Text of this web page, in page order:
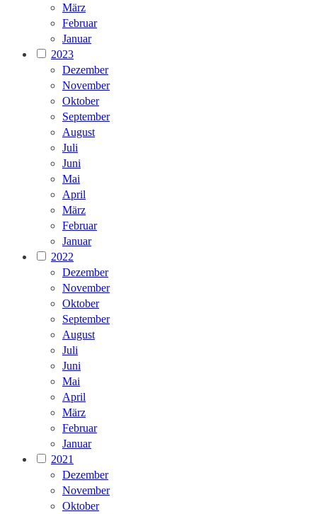
März
Februar
Januar
2023
Dezember
November
Oktober
September
August
Juli
Juni
Mai
April
März
Februar
Januar
2022
Dezember
November
Oktober
September
August
Juli
Juni
Mai
April
März
Februar
Januar
2021
Dezember
November
Oktober